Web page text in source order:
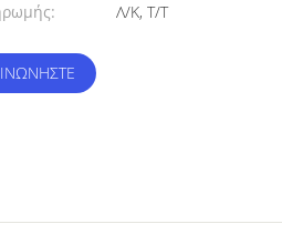
Λ/Κ, Τ/Τ